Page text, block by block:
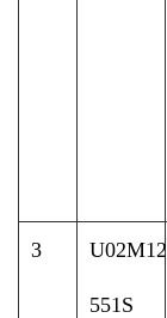
3 U02M12
551S